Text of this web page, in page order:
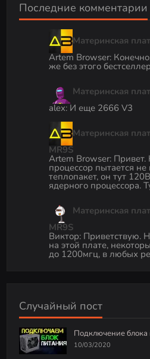
Последние комментарии
Материнская
Artem Browser:
же без этого
Материнская
alex: И еще 2666 V3
Материнская
MR9S
Artem Browser: Привет.
процессор пытается не
теплопакет, он тут
ядерного процессора.
Материнская
MR9S
Виктор: Приветствую.
на этой плате,
до 1200мгц, в любых
Случайный пост
Подключение блока
10/03/2020